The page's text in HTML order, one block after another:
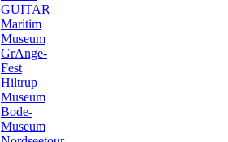
GUITAR
Maritim
Museum
GrAnge-
Fest
Hiltrup
Museum
Bode-
Museum